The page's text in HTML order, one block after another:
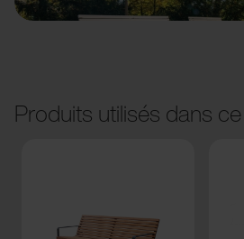
Produits utilisés dans